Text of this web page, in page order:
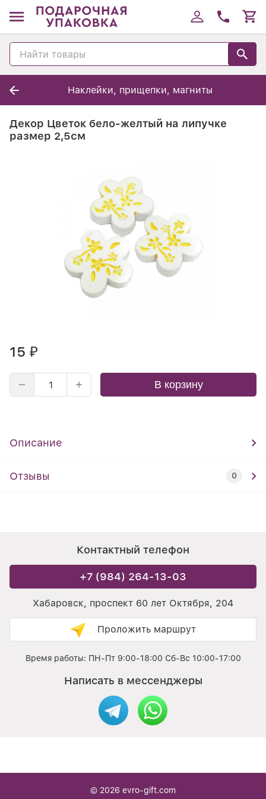
Наклейки, прищепки, магниты
Декор Цветок бело-желтый на липучке
размер 2,5см
15 ₽
В корзину
Описание
Отзывы 0
Контактный телефон
+7 (984) 264-13-03
Хабаровск, проспект 60 лет Октября, 204
Проложить маршрут
Время работы: ПН-Пт 9:00-18:00 Сб-Вс 10:00-17:00
Написать в мессенджеры
© 2026 evro-gift.com